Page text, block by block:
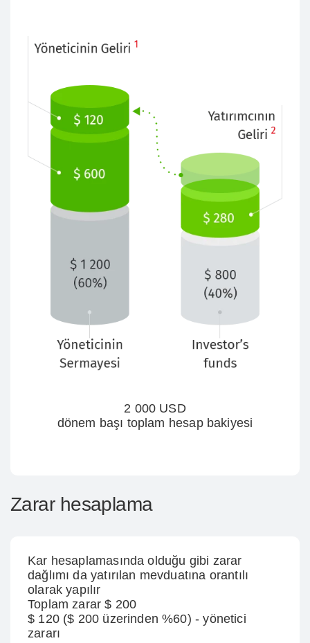
2 000 USD
dönem başı toplam hesap bakiyesi
Zarar hesaplama
Kar hesaplamasında olduğu gibi zarar
dağlımı da yatırılan mevduatına orantılı
olarak yapılır
Toplam zarar $ 200
$ 120 ($ 200 üzerinden %60) - yönetici
zararı